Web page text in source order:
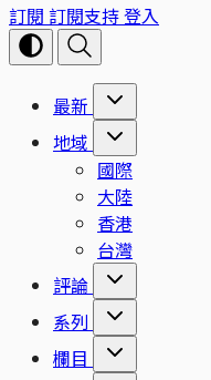
訂閱 訂閱支持登入
最新
地域
國際
大陸
香港
台灣
評論
系列
欄目